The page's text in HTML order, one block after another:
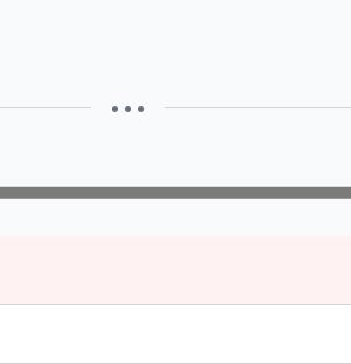
• • •